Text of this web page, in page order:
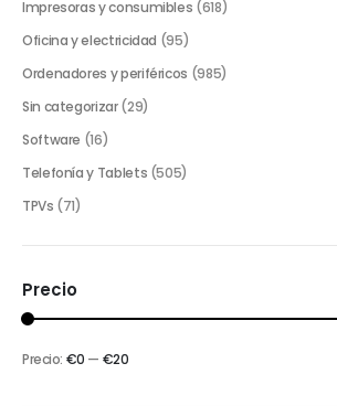
Impresoras y consumibles (618)
Oficina y electricidad (95)
Ordenadores y periféricos (985)
Sin categorizar(29)
Software (16)
Telefonía y Tablets (505)
TPVs (71)
Precio
Precio: €0 — €20